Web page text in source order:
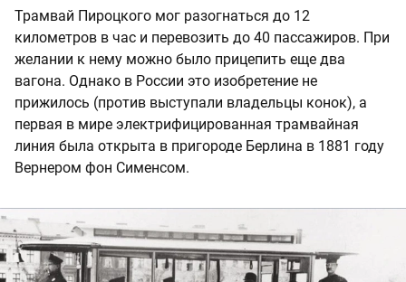
Трамвай Пироцкого мог разогнаться до 12
километров в час и перевозить до 40 пассажиров. При
желании к нему можно было прицепить еще два
вагона. Однако в России это изобретение не
прижилось (против выступали владельцы конок), а
первая в мире электрифицированная трамвайная
линия была открыта в пригороде Берлина в 1881 году
Вернером фон Сименсом.